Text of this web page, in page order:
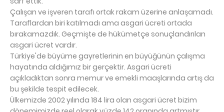
Çalışan ve işveren tarafı ortak rakam üzerine anlaşamadı.
Taraflardan biri katılmadı ama asgari ücreti ortada
bırakamazdık. Geçmişte de hükümetçe sonuçlandırılan
asgari ücret vardır.
Türkiye'de büyüme gayretlerinin en büyüğünün çalışma
hayatında aldığımız bir gerçektir. Asgari ücreti
açıkladıktan sonra memur ve emekli maaşlarında artış da
bu şekilde tespit edilecek.
Ülkemizde 2002 yılında 184 lira olan asgari ücret bizim